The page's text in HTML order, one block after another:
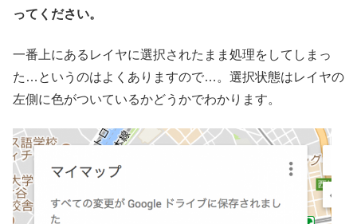
ってください。
一番上にあるレイヤに選択されたまま処理をしてしまっ
た…というのはよくありますので…。選択状態はレイヤの
左側に色がついているかどうかでわかります。